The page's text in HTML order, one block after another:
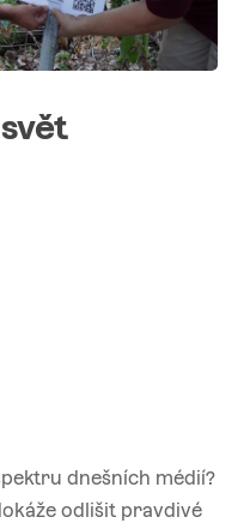
dnešních médií?
odlišit pravdivé